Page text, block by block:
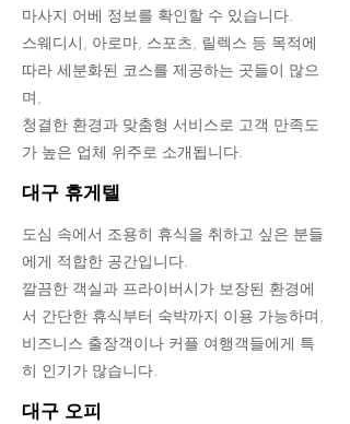
마사지 어베 정보를 확인할 수 있습니다.
스웨디시, 아로마, 스포츠, 릴렉스 등 목적에
따라 세분화된 코스를 제공하는 곳들이 많으
며,
청결한 환경과 맞춤형 서비스로 고객 만족도
가 높은 업체 위주로 소개됩니다.
대구 휴게텔
도심 속에서 조용히 휴식을 취하고 싶은 분들
에게 적합한 공간입니다.
깔끔한 객실과 프라이버시가 보장된 환경에
서 간단한 휴식부터 숙박까지 이용 가능하며,
비즈니스 출장객이나 커플 여행객들에게 특
히 인기가 많습니다.​
대구 오피